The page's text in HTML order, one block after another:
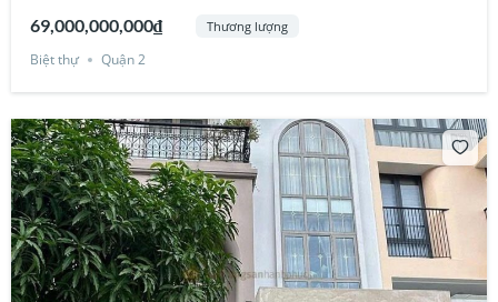
69,000,000,000₫ Thương lượng
Biệt thự Quận 2